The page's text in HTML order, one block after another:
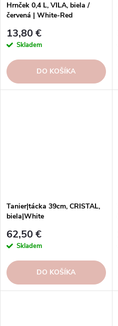
Hrnček 0,4 L, VILA, biela /
červená | White-Red
13,80 €
Skladem
DO KOŠÍKA
Tanier|tácka 39cm, CRISTAL,
biela|White
62,50 €
Skladem
DO KOŠÍKA